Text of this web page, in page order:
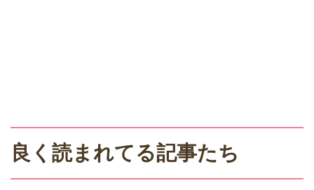
良く読まれてる記事たち